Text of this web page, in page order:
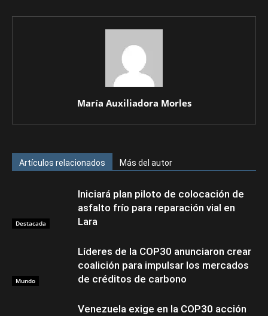
María Auxiliadora Morles
Artículos relacionados Más del autor
Destacada
Iniciará plan piloto de colocación de
asfalto frío para reparación vial en
Lara
Mundo
Líderes de la COP30 anunciaron crear
coalición para impulsar los mercados
de créditos de carbono
Venezuela exige en la COP30 acción